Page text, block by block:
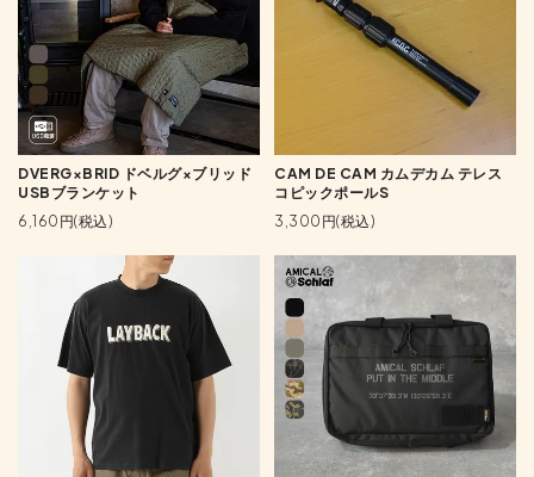
DVERG×BRID ドベルグ×ブリッド
USBブランケット
6,160円(税込)
CAM DE CAM カムデカム テレス
コピックポールS
3,300円(税込)